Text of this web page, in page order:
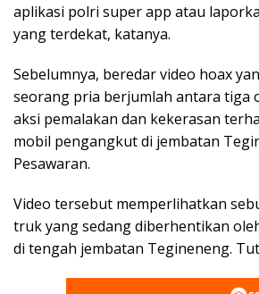
aplikasi polri super app atau
yang terdekat, katanya.
Sebelumnya, beredar video hoax
seorang pria berjumlah antara tiga
aksi pemalakan dan kekerasan
mobil pengangkut di jembatan
Pesawaran.
Video tersebut memperlihatkan
truk yang sedang diberhentikan
di tengah jembatan Tegineneng.